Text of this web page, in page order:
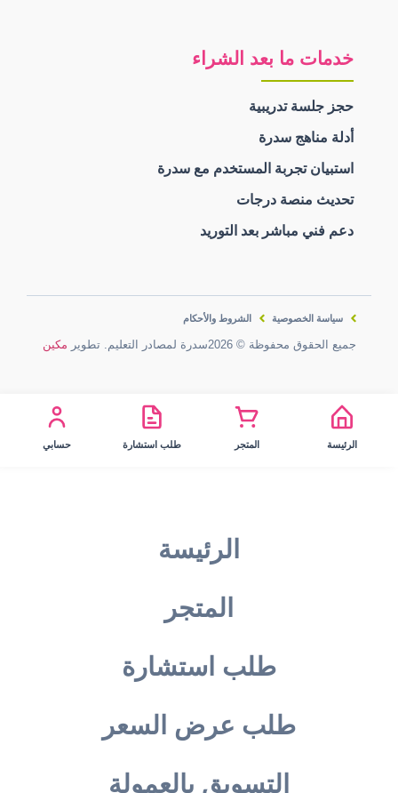
خدمات ما بعد الشراء
حجز جلسة تدريبية
أدلة مناهج سدرة
استبيان تجربة المستخدم مع سدرة
تحديث منصة درجات
دعم فني مباشر بعد التوريد
جميع الحقوق محفوظة © 2026سدرة لمصادر التعليم. تطوير مكين
سياسة الخصوصية الشروط والأحكام
الرئيسة المتجر طلب استشارة حسابي
الرئيسة
المتجر
طلب استشارة
طلب عرض السعر
التسويق بالعمولة